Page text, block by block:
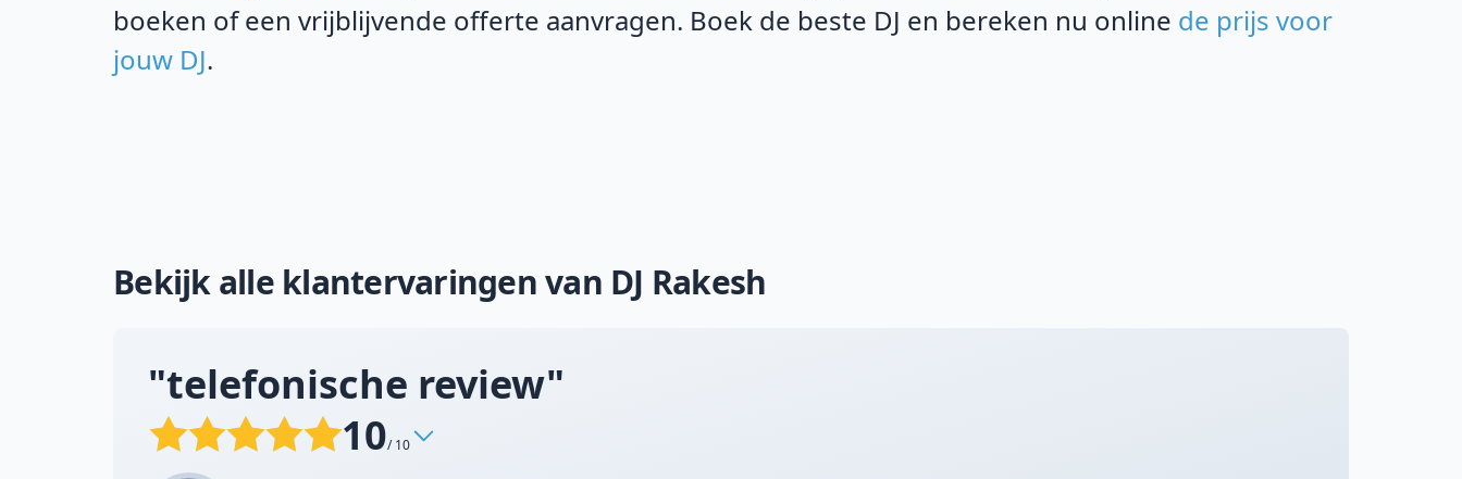
boeken of een vrijblijvende offerte aanvragen. Boek de beste DJ en bereken nu online de prijs voor
jouw DJ.
Bekijk alle klantervaringen van DJ Rakesh
"telefonische review"
10/ 10